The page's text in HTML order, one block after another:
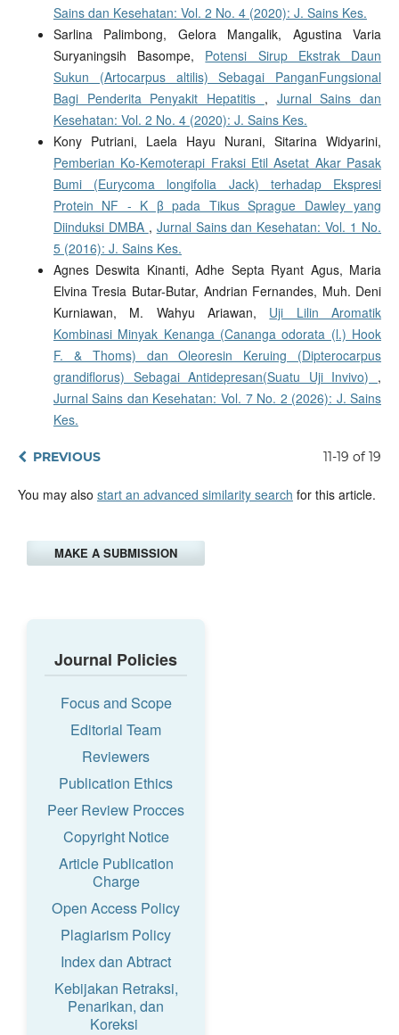
Sains dan Kesehatan: Vol. 2 No. 4 (2020): J. Sains Kes.
Sarlina Palimbong, Gelora Mangalik, Agustina Varia
Suryaningsih Basompe, Potensi Sirup Ekstrak Daun
Sukun (Artocarpus altilis) Sebagai PanganFungsional
Bagi Penderita Penyakit Hepatitis , Jurnal Sains dan
Kesehatan: Vol. 2 No. 4 (2020): J. Sains Kes.
Kony Putriani, Laela Hayu Nurani, Sitarina Widyarini,
Pemberian Ko-Kemoterapi Fraksi Etil Asetat Akar Pasak
Bumi (Eurycoma longifolia Jack) terhadap Ekspresi
Protein NF - K β pada Tikus Sprague Dawley yang
Diinduksi DMBA , Jurnal Sains dan Kesehatan: Vol. 1 No.
5 (2016): J. Sains Kes.
Agnes Deswita Kinanti, Adhe Septa Ryant Agus, Maria
Elvina Tresia Butar-Butar, Andrian Fernandes, Muh. Deni
Kurniawan, M. Wahyu Ariawan, Uji Lilin Aromatik
Kombinasi Minyak Kenanga (Cananga odorata (l.) Hook
F. & Thoms) dan Oleoresin Keruing (Dipterocarpus
grandiflorus) Sebagai Antidepresan(Suatu Uji Invivo) ,
Jurnal Sains dan Kesehatan: Vol. 7 No. 2 (2026): J. Sains
Kes.
PREVIOUS 11-19 of 19
You may also start an advanced similarity search for this article.
MAKE A SUBMISSION
Journal Policies
Focus and Scope
Editorial Team
Reviewers
Publication Ethics
Peer Review Procces
Copyright Notice
Article Publication
Charge
Open Access Policy
Plagiarism Policy
Index dan Abtract
Kebijakan Retraksi,
Penarikan, dan
Koreksi